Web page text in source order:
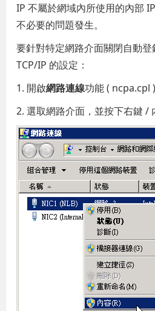
IP 不屬於網域內所使用的內部
不必要的問題發生。
要針對特定網路介面關閉自動登
TCP/IP 的設定：
1. 開啟網路連線功能 ( ncpa.cpl )
2. 選取網路介面，並按下右鍵 /